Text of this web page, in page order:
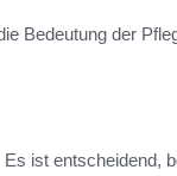
Bedeutung der
ist entscheidend,